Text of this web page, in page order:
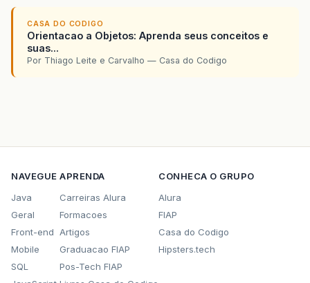
CASA DO CODIGO
Orientacao a Objetos: Aprenda seus conceitos e
suas...
Por Thiago Leite e Carvalho — Casa do Codigo
NAVEGUE
Java
Geral
Front-end
Mobile
SQL
APRENDA
Carreiras Alura
Formacoes
Artigos
Graduacao FIAP
Pos-Tech FIAP
CONHECA O GRUPO
Alura
FIAP
Casa do Codigo
Hipsters.tech